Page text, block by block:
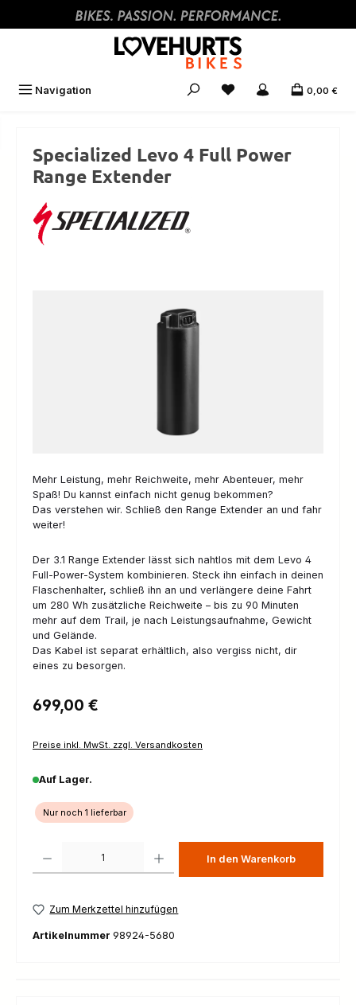
Zum Hauptinhalt springen
Navigation 0,00 €
Specialized Levo 4 Full Power
Range Extender
Mehr Leistung, mehr Reichweite, mehr Abenteuer, mehr
Spaß! Du kannst einfach nicht genug bekommen?
Das verstehen wir. Schließ den Range Extender an und fahr
weiter!
Der 3.1 Range Extender lässt sich nahtlos mit dem Levo 4
Full-Power-System kombinieren. Steck ihn einfach in deinen
Flaschenhalter, schließ ihn an und verlängere deine Fahrt
um 280 Wh zusätzliche Reichweite – bis zu 90 Minuten
mehr auf dem Trail, je nach Leistungsaufnahme, Gewicht
und Gelände.
Das Kabel ist separat erhältlich, also vergiss nicht, dir
eines zu besorgen.
Regulärer Preis:
699,00 €
Preise inkl. MwSt. zzgl. Versandkosten
Auf Lager.
Nur noch 1 lieferbar
In den Warenkorb
Zum Merkzettel hinzufügen
Artikelnummer 98924-5680